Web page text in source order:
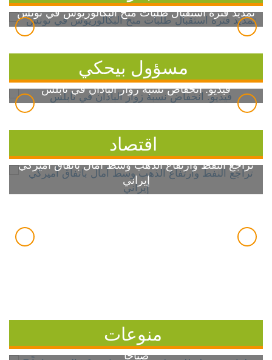
تمديد فترة استقبال طلبات منح البكالوريوس في تونس
مسؤول بيحكي
فيديو: انخفاض نسبة زوار الباذان في نابلس
اقتصاد
تراجع النفط وارتفاع الذهب وسط آمال باتفاق أميركي
إيراني
منوعات
7 خطوات بسيطة للسيطرة على ارتفاع سكر الدم
صباحاً